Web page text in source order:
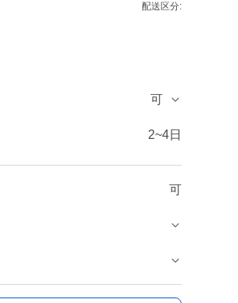
配送区分:
可
2~4日
可